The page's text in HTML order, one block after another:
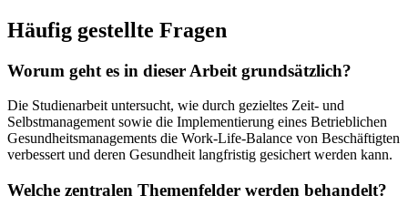
Häufig gestellte Fragen
Worum geht es in dieser Arbeit grundsätzlich?
Die Studienarbeit untersucht, wie durch gezieltes Zeit- und
Selbstmanagement sowie die Implementierung eines Betrieblichen
Gesundheitsmanagements die Work-Life-Balance von Beschäftigten
verbessert und deren Gesundheit langfristig gesichert werden kann.
Welche zentralen Themenfelder werden behandelt?